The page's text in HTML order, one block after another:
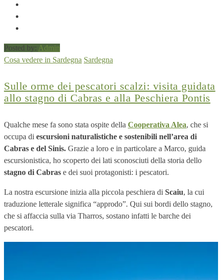
Posted by: Admin
Cosa vedere in Sardegna Sardegna
Sulle orme dei pescatori scalzi: visita guidata
allo stagno di Cabras e alla Peschiera Pontis
Qualche mese fa sono stata ospite della Cooperativa Alea, che si
occupa di escursioni naturalistiche e sostenibili nell’area di
Cabras e del Sinis. Grazie a loro e in particolare a Marco, guida
escursionistica, ho scoperto dei lati sconosciuti della storia dello
stagno di Cabras e dei suoi protagonisti: i pescatori.
La nostra escursione inizia alla piccola peschiera di Scaiu, la cui
traduzione letterale significa “approdo”. Qui sui bordi dello stagno,
che si affaccia sulla via Tharros, sostano infatti le barche dei
pescatori.